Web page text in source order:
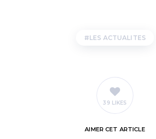
LES ACTUALITES
39 LIKES
AIMER CET ARTICLE